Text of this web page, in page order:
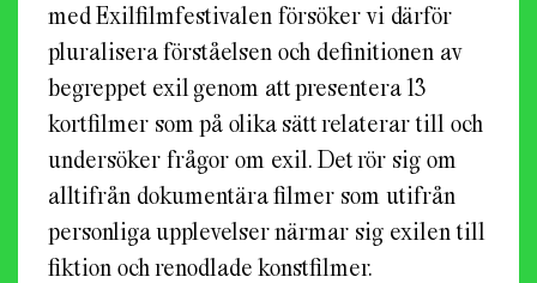
med Exilfilmfestivalen försöker vi därför
pluralisera förståelsen och definitionen av
begreppet exil genom att presentera 13
kortfilmer som på olika sätt relaterar till och
undersöker frågor om exil. Det rör sig om
alltifrån dokumentära filmer som utifrån
personliga upplevelser närmar sig exilen till
fiktion och renodlade konstfilmer.